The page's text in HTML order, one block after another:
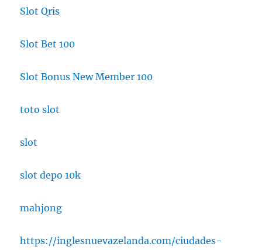
Slot Qris
Slot Bet 100
Slot Bonus New Member 100
toto slot
slot
slot depo 10k
mahjong
https://inglesnuevazelanda.com/ciudades-